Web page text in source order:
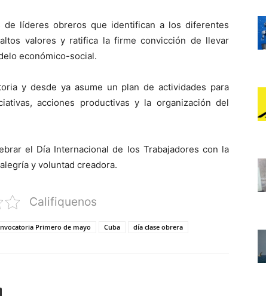
de líderes obreros que identifican a los diferentes
valores y ratifica la firme convicción de llevar
económico-social.
y desde ya asume un plan de actividades para
acciones productivas y la organización del
el Día Internacional de los Trabajadores con la
y voluntad creadora.
Califiquenos
Primero de mayo Cuba día clase obrera